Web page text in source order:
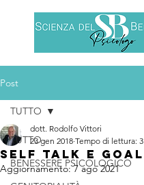
Post
TUTTO
BENESSERE PSICOLOGICO
TUTTO
Self talk e
dott. Rodolfo Vittori
23 gen 2018 Tempo di lettura:
Aggiornamento:7 ago 2021